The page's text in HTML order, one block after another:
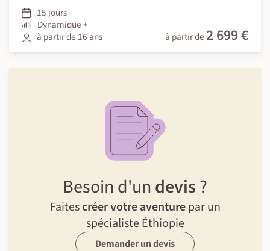
15 jours
Dynamique +
à partir de 16 ans
à partir de 2 699 €
Besoin d'un devis?
Faitescréer votre aventurepar un
spécialiste Éthiopie
Demander un devis